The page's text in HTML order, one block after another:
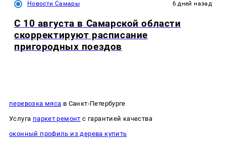
Новости Самары 6 дней назад
С 10 августа в Самарской области
скорректируют расписание
пригородных поездов
перевозка мяса в Санкт-Петербурге
Услуга паркет ремонт с гарантией качества
оконный профиль из дерева купить